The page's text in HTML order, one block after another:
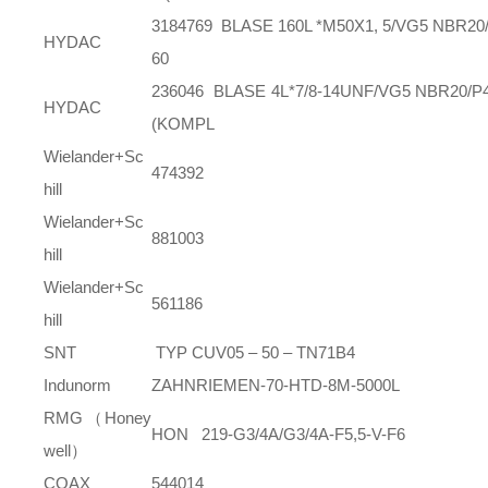
HYDAC
3184769 BLASE 160L *M50X1, 5/VG5
60
HYDAC
236046 BLASE 4L*7/8-14UNF/VG5 NBR20/
(KOMPL
Wielander+Sc
hill
474392
Wielander+Sc
hill
881003
Wielander+Sc
hill
561186
SNT
TYP CUV05 – 50 – TN71B4
Indunorm
ZAHNRIEMEN-70-HTD-8M-5000L
RMG（Honey
well）
HON 219-G3/4A/G3/4A-F5,5-V-F6
COAX
544014